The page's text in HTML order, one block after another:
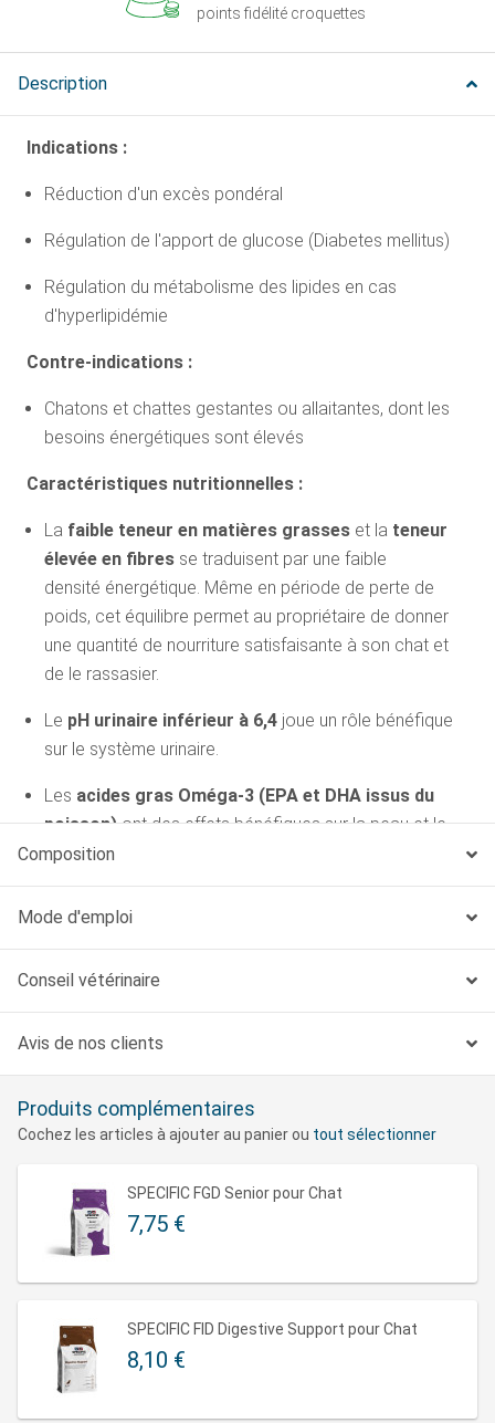
points fidélité croquettes
Description
Indications :
Réduction d'un excès pondéral
Régulation de l'apport de glucose (Diabetes mellitus)
Régulation du métabolisme des lipides en cas
d'hyperlipidémie
Contre-indications :
Chatons et chattes gestantes ou allaitantes, dont les
besoins énergétiques sont élevés
Caractéristiques nutritionnelles :
La faible teneur en matières grasses et la teneur
élevée en fibres se traduisent par une faible
densité énergétique. Même en période de perte de
poids, cet équilibre permet au propriétaire de donner
une quantité de nourriture satisfaisante à son chat et
de le rassasier.
Le pH urinaire inférieur à 6,4 joue un rôle bénéfique
sur le système urinaire.
Les acides gras Oméga-3 (EPA et DHA issus du
poisson)ont des effets bénéfiques sur la peau et le
pelage et aident à maintenir une bonne mobilité
articulaire chez les chats en surpoids.
Grâce à la présence de
teneur élevée en fibres, la consommation de cet
aliment permet une libération progressive du glucose
et le rend ainsi adapté aux chats diabétiques.
période de perte de poids. La
transport des acides gras dans les mitochondries et
masse musculaire.
Informations complémentaires :
par la motivation du propriétaire et par l’utilisation
exclusive des aliments SPECIFIC FRD/FRW Weight
Reduction. Les propriétaires qui souhaitent faire plaisir
Composition
Mode d'emploi
Conseil vétérinaire
Avis de nos clients
Produits complémentaires
Cochez les articles à ajouter au panier ou tout sélectionner
SPECIFIC FGD Senior pour Chat
7,75 €
SPECIFIC FID Digestive Support pour Chat
8,10 €